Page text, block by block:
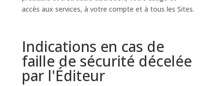
accès aux services, à votre compte et à tous les Sites.
Indications en cas de
faille de sécurité décelée
par l'Éditeur